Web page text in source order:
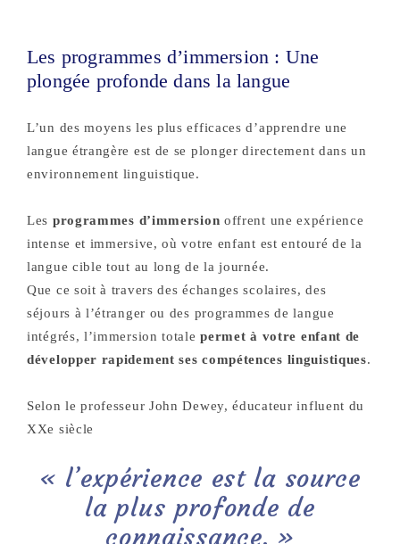
Les programmes d’immersion : Une
plongée profonde dans la langue
L’un des moyens les plus efficaces d’apprendre une
langue étrangère est de se plonger directement dans un
environnement linguistique.
Les programmes d’immersion offrent une expérience
intense et immersive, où votre enfant est entouré de la
langue cible tout au long de la journée.
Que ce soit à travers des échanges scolaires, des
séjours à l’étranger ou des programmes de langue
intégrés, l’immersion totalepermet à votre enfant de
développer rapidement ses compétences linguistiques.
Selon le professeur John Dewey, éducateur influent du
XXe siècle
« l’expérience est la source
la plus profonde de
connaissance. »